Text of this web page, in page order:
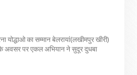
योद्धाओ का सम्मान बेलरायां(लखीमपुर खीरी)
के अवसर पर एकल अभियान ने सुदूर दुधबा